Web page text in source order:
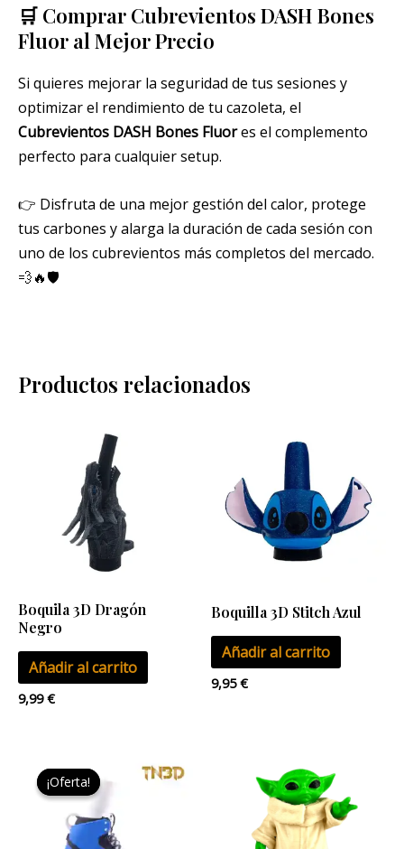
🛒 Comprar Cubrevientos DASH Bones
Fluor al Mejor Precio
Si quieres mejorar la seguridad de tus sesiones y
optimizar el rendimiento de tu cazoleta, el
Cubrevientos DASH Bones Fluores el complemento
perfecto para cualquier setup.
👉 Disfruta de una mejor gestión del calor, protege
tus carbones y alarga la duración de cada sesión con
uno de los cubrevientos más completos del mercado.
💨🔥🛡️
Productos relacionados
Boquila 3D Dragón
Negro
Añadir al carrito
9,99€
Boquilla 3D Stitch Azul
Añadir al carrito
9,95€
¡Oferta!
¡Oferta!
precio
original
era:
9,95 €.
precio
actual
7,50 €.